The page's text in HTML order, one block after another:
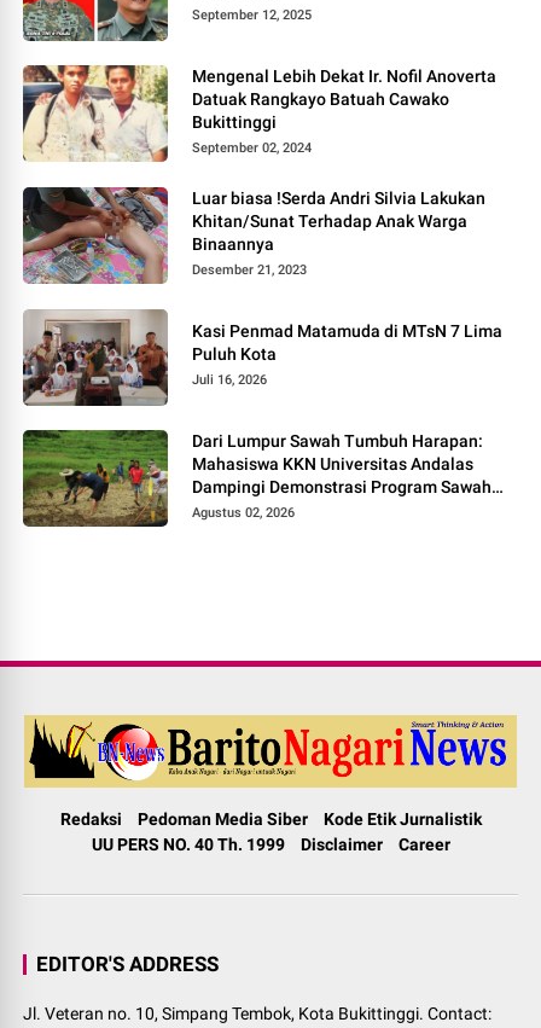
September 12, 2025
Mengenal Lebih Dekat Ir. Nofil Anoverta
Datuak Rangkayo Batuah Cawako
Bukittinggi
September 02, 2024
Luar biasa !Serda Andri Silvia Lakukan
Khitan/Sunat Terhadap Anak Warga
Binaannya
Desember 21, 2023
Kasi Penmad Matamuda di MTsN 7 Lima
Puluh Kota
Juli 16, 2026
Dari Lumpur Sawah Tumbuh Harapan:
Mahasiswa KKN Universitas Andalas
Dampingi Demonstrasi Program Sawah
Pokok Murah di Jorong Bayua
Agustus 02, 2026
Redaksi Pedoman Media Siber
Kode Etik Jurnalistik
UU PERS NO. 40 Th. 1999
Disclaimer Career
EDITOR'S ADDRESS
Jl. Veteran no. 10, Simpang Tembok, Kota Bukittinggi. Contact: